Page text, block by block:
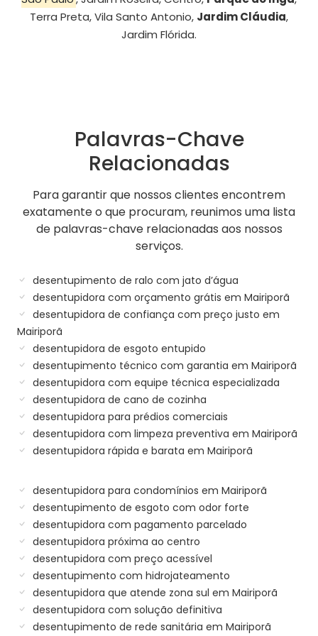
Terra Preta, Vila Santo Antonio, Jardim Cláudia,
Jardim Flórida.
Palavras-Chave
Relacionadas
Para garantir que nossos clientes encontrem
exatamente o que procuram, reunimos uma lista
de palavras-chave relacionadas aos nossos
serviços.
desentupimento de ralo com jato d’água
desentupidora com orçamento grátis em Mairiporã
desentupidora de confiança com preço justo em
Mairiporã
desentupidora de esgoto entupido
desentupimento técnico com garantia em Mairiporã
desentupidora com equipe técnica especializada
desentupidora de cano de cozinha
desentupidora para prédios comerciais
desentupidora com limpeza preventiva em Mairiporã
desentupidora rápida e barata em Mairiporã
desentupidora para condomínios em Mairiporã
desentupimento de esgoto com odor forte
desentupidora com pagamento parcelado
desentupidora próxima ao centro
desentupidora com preço acessível
desentupimento com hidrojateamento
desentupidora que atende zona sul em Mairiporã
desentupidora com solução definitiva
desentupimento de rede sanitária em Mairiporã